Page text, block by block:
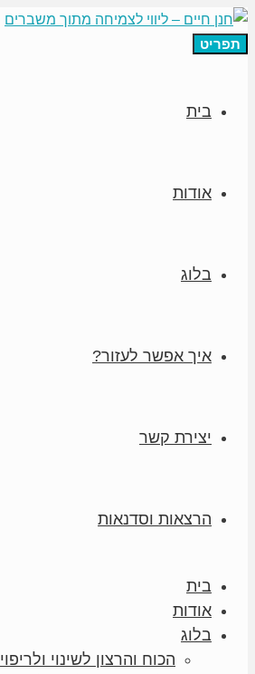
תפריט
בית
אודות
בלוג
איך אפשר לעזור?
יצירת קשר
הרצאות וסדנאות
בית
אודות
בלוג
הכוח והרצון לשינוי ולריפוי